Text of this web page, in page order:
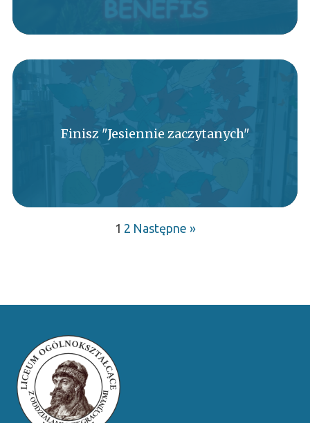
Finisz "Jesiennie zaczytanych"
1 2 Następne »